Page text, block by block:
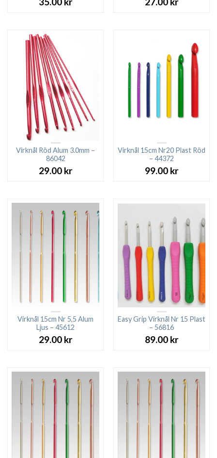
Virknål Röd Alum 3.0mm –
86042
29.00 kr
Virknål 15cm Nr20 Plast Röd
– 44372
99.00 kr
Virknål 15cm Nr 5,5 Alum
Ljus – 45612
29.00 kr
Easy Grip Virknål Nr 15 Plast
– 56816
89.00 kr